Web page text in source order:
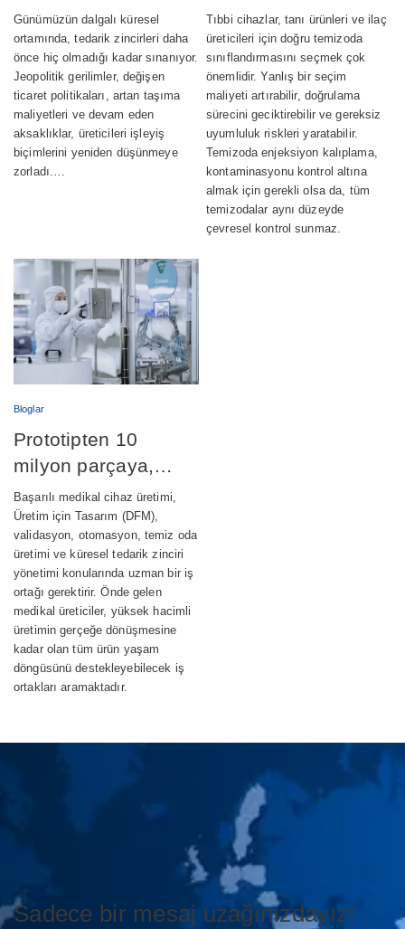
tedarik zincirlerini
güçlendirmek
Günümüzün dalgalı küresel
ortamında, tedarik zincirleri daha
önce hiç olmadığı kadar sınanıyor.
Jeopolitik gerilimler, değişen
ticaret politikaları, artan taşıma
maliyetleri ve devam eden
aksaklıklar, üreticileri işleyiş
biçimlerini yeniden düşünmeye
zorladı.…
kalıplama: Sınıf 7 ve
Sınıf 8 –
Aralarındaki fark
nedir?
Tıbbi cihazlar, tanı ürünleri ve ilaç
üreticileri için doğru temizoda
sınıflandırmasını seçmek çok
önemlidir. Yanlış bir seçim
maliyeti artırabilir, doğrulama
sürecini geciktirebilir ve gereksiz
uyumluluk riskleri yaratabilir.
Temizoda enjeksiyon kalıplama,
kontaminasyonu kontrol altına
almak için gerekli olsa da, tüm
temizodalar aynı düzeyde
çevresel kontrol sunmaz.
Bloglar
Prototipten 10
milyon parçaya,
medikal cihaz
üretimini başarıyla
ölçeklendirmek
Başarılı medikal cihaz üretimi,
Üretim için Tasarım (DFM),
validasyon, otomasyon, temiz oda
üretimi ve küresel tedarik zinciri
yönetimi konularında uzman bir iş
ortağı gerektirir. Önde gelen
medikal üreticiler, yüksek hacimli
üretimin gerçeğe dönüşmesine
kadar olan tüm ürün yaşam
döngüsünü destekleyebilecek iş
ortakları aramaktadır.
Sadece bir mesaj uzağınızdayız!